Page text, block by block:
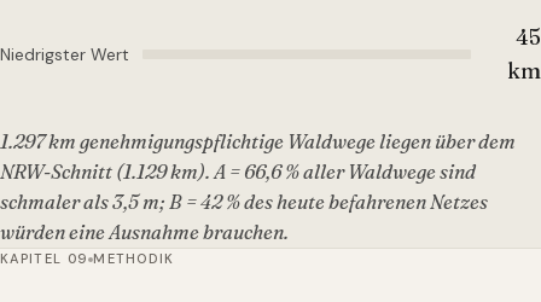
Niedrigster Wert
45
km
1.297 km genehmigungspflichtige Waldwege liegen über dem
NRW-Schnitt (1.129 km). A = 66,6 % aller Waldwege sind
schmaler als 3,5 m; B = 42 % des heute befahrenen Netzes
würden eine Ausnahme brauchen.
KAPITEL 09 METHODIK